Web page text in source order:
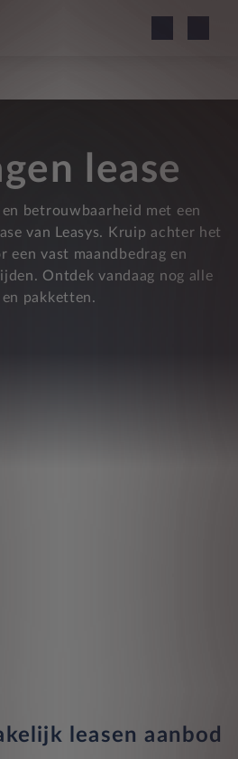
lease
betrouwbaarheid met een
van Leasys. Kruip achter het
een vast maandbedrag en
Ontdek vandaag nog alle
pakketten.
leasen aanbod